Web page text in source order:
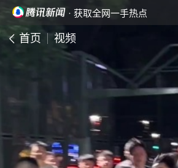
· 获取全网一手热点
首页 视频